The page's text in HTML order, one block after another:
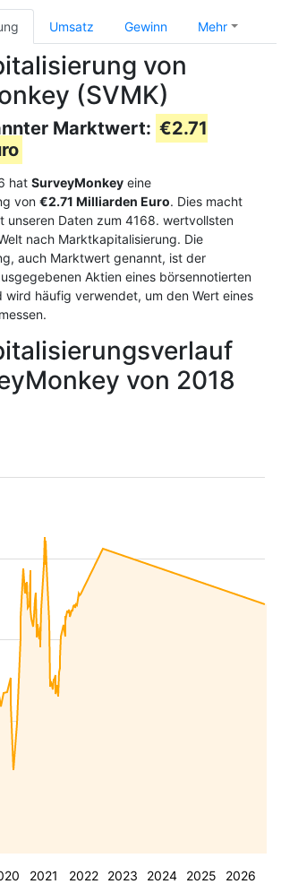
Umsatz Gewinn Mehr
von
(SVMK)
Marktwert: €2.71
hat SurveyMonkey eine
von €2.71 Milliarden Euro. Dies macht
unseren Daten zum 4168. wertvollsten
nach Marktkapitalisierung. Die
auch Marktwert genannt, ist der
Aktien eines börsennotierten
wird häufig verwendet, um den Wert eines
von 2018
2021 2022 2023 2024 2025 2026